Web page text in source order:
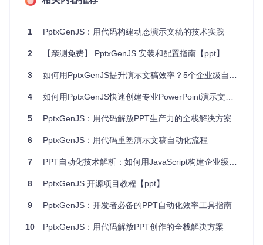
集成
API直接对接
00份PPT
4小时（宏+模板）
动化）
版本控制
二进制文件难以比较
纯文本代码，Gi
对比维度二：系统集成能力
指标
传统工具
PptxGenJS解决方案
Web应用集
成
需导出导入
浏览器/Node.js双环境
支持
数据可视化
截图或静态导
直接嵌入Chart.js/ECh
自动化流程
需第三方工具
辅助
可集成至CI/CD pipelin
e
1 PptxGenJS：用代码构建动态演示文稿的技术实践
2 【亲测免费】 PptxGenJS 安装和配置指南【ppt】
3 如何用PptxGenJS提升演示文稿效率？5个企业级自动化技巧
4 如何用PptxGenJS快速创建专业PowerPoint演示文稿：2025年新手必备指南
5 PptxGenJS：用代码解放PPT生产力的全栈解决方案
6 PptxGenJS：用代码重塑演示文稿自动化流程
7 PPT自动化技术解析：如何用JavaScript构建企业级演示文稿生成系统
8 PptxGenJS 开源项目教程【ppt】
9 PptxGenJS：开发者必备的PPT自动化效率工具指南
10 PptxGenJS：用代码解放PPT创作的全栈解决方案